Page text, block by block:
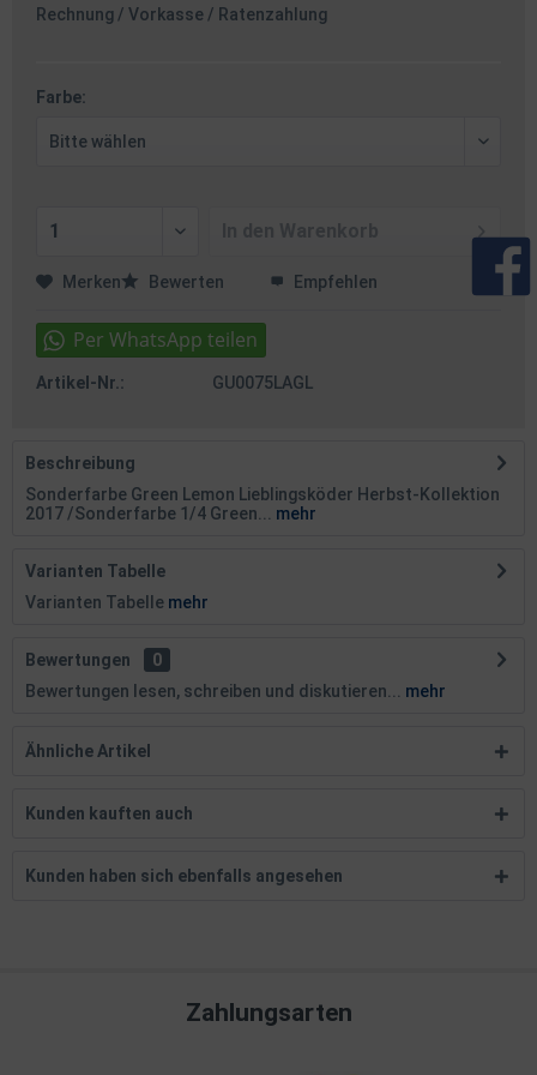
Rechnung / Vorkasse / Ratenzahlung
Farbe:
Merken Bewerten Empfehlen
Artikel-Nr.: GU0075LAGL
Beschreibung
Sonderfarbe Green Lemon Lieblingsköder Herbst-Kollektion
2017 /Sonderfarbe 1/4 Green...
mehr
Varianten Tabelle
Varianten Tabelle mehr
Bewertungen
0
Bewertungen lesen, schreiben und diskutieren...
mehr
Ähnliche Artikel
Kunden kauften auch
Kunden haben sich ebenfalls angesehen
Zahlungsarten